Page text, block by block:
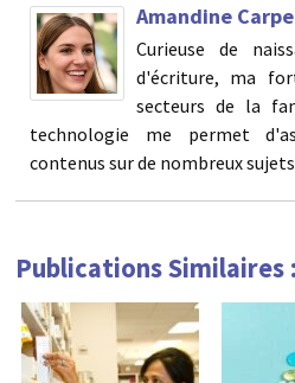
Amandine
Curieuse de
d'écriture, ma
secteurs de la
technologie me permet
contenus sur de nombreux
Publications Similaires :